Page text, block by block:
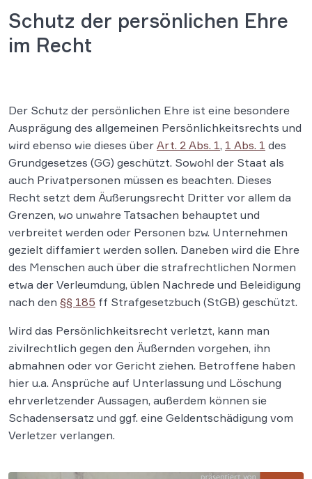
Schutz der persönlichen Ehre
im Recht
Der Schutz der persönlichen Ehre ist eine besondere
Ausprägung des allgemeinen Persönlichkeitsrechts und
wird ebenso wie dieses über Art. 2 Abs. 1, 1 Abs. 1 des
Grundgesetzes (GG) geschützt. Sowohl der Staat als
auch Privatpersonen müssen es beachten. Dieses
Recht setzt dem Äußerungsrecht Dritter vor allem da
Grenzen, wo unwahre Tatsachen behauptet und
verbreitet werden oder Personen bzw. Unternehmen
gezielt diffamiert werden sollen. Daneben wird die Ehre
des Menschen auch über die strafrechtlichen Normen
etwa der Verleumdung, üblen Nachrede und Beleidigung
nach den §§ 185 ff Strafgesetzbuch (StGB) geschützt.
Wird das Persönlichkeitsrecht verletzt, kann man
zivilrechtlich gegen den Äußernden vorgehen, ihn
abmahnen oder vor Gericht ziehen. Betroffene haben
hier u.a. Ansprüche auf Unterlassung und Löschung
ehrverletzender Aussagen, außerdem können sie
Schadensersatz und ggf. eine Geldentschädigung vom
Verletzer verlangen.